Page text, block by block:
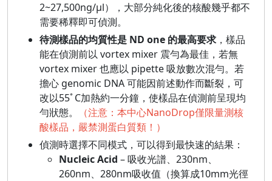
2~27,500ng/μl），大部分純化後的核酸幾乎都不
需要稀釋即可偵測。
待測樣品的均質性是 ND one 的最高要求 ，樣品
能在偵測前以 vortex mixer 震勻為最佳，若無
vortex mixer 也應以 pipette 吸放數次混勻。若
擔心 genomic DNA 可能因前述動作而斷裂，可
改以55ﾟC加熱約一分鐘，使樣品在偵測前呈現均
勻狀態。
（注意：本中心NanoDrop僅限量測核
酸樣品，嚴禁測蛋白質類！）
偵測時選擇不同模式，可以得到最快速的結果：
Nucleic Acid – 吸收光譜、230nm、
260nm、280nm吸收值（換算成10mm光徑